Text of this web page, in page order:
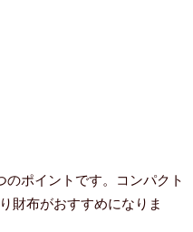
ポイントです。コンパクト
財布がおすすめになりま